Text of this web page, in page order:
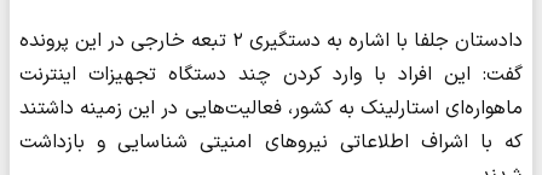
دادستان جلفا با اشاره به دستگیری ۲ تبعه خارجی در این پرونده
گفت: این افراد با وارد کردن چند دستگاه تجهیزات اینترنت
ماهواره‌ای استارلینک به کشور، فعالیت‌هایی در این زمینه داشتند
که با اشراف اطلاعاتی نیروهای امنیتی شناسایی و بازداشت